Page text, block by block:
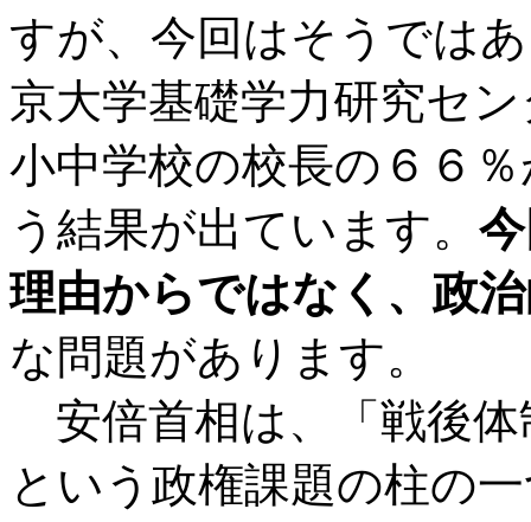
すが、今回はそうでは
京大学基礎学力研究セ
小中学校の校長の６６
う結果が出ています。
理由からではなく、政
な問題があります。
安倍首相は、「戦後体
という政権課題の柱の